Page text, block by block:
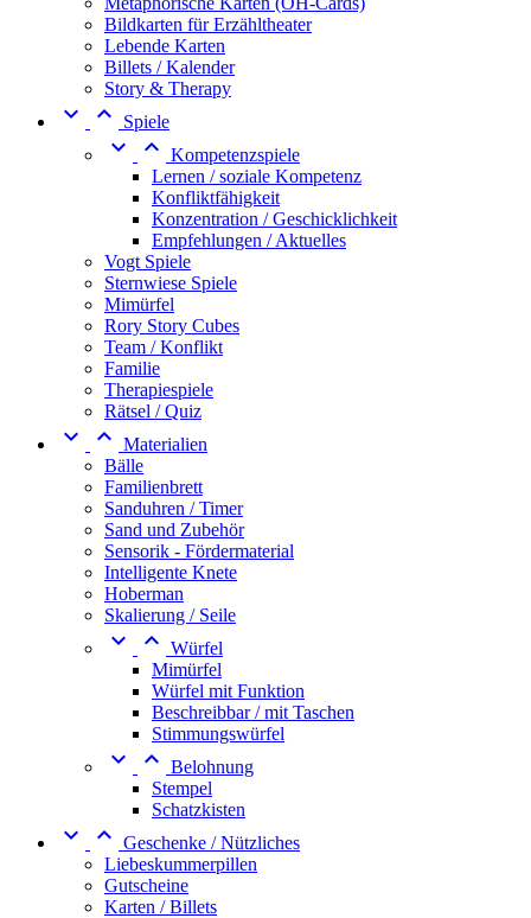
Bildkarten für Erzähltheater
Lebende Karten
Billets / Kalender
Story & Therapy
  Spiele
  Kompetenzspiele
Lernen / soziale Kompetenz
Konfliktfähigkeit
Konzentration / Geschicklichkeit
Empfehlungen / Aktuelles
Vogt Spiele
Sternwiese Spiele
Mimürfel
Rory Story Cubes
Team / Konflikt
Familie
Therapiespiele
Rätsel / Quiz
  Materialien
Bälle
Familienbrett
Sanduhren / Timer
Sand und Zubehör
Sensorik - Fördermaterial
Intelligente Knete
Hoberman
Skalierung / Seile
  Würfel
Mimürfel
Würfel mit Funktion
Beschreibbar / mit Taschen
Stimmungswürfel
  Belohnung
Stempel
Schatzkisten
  Geschenke / Nützliches
Liebeskummerpillen
Gutscheine
Karten / Billets